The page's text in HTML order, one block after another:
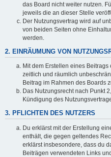
das Board nicht weiter nutzen.
jeweils die an dieser Stelle
Der Nutzungsvertrag wird auf
von beiden Seiten ohne
werden.
2. EINRÄUMUNG VON
Mit dem Erstellen eines
zeitlich und räumlich
Beitrag im Rahmen des Boards
Das Nutzungsrecht nach Punkt
Kündigung des
3. PFLICHTEN DES NUTZERS
Du erklärst mit der Erstellung
enthält, die gegen geltendes
erklärst insbesondere, dass du
Beiträgen verwendeten Links